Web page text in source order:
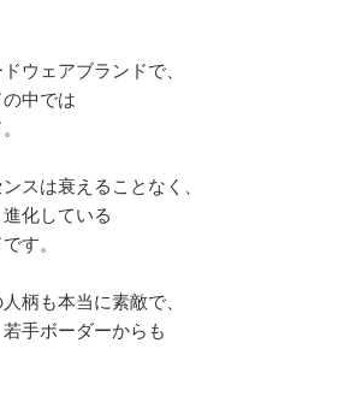
ウェアブランドで、
中では
スは衰えることなく、
化している
す。
柄も本当に素敵で、
手ボーダーからも